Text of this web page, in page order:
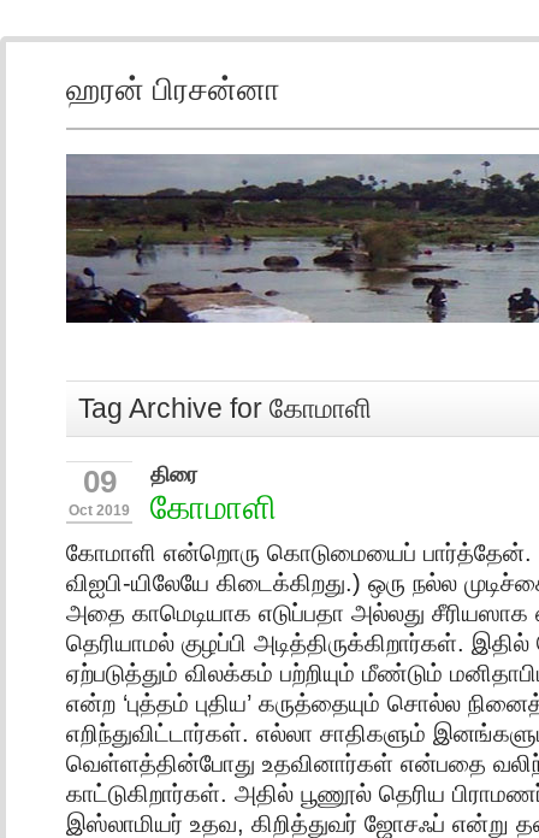
ஹரன் பிரசன்னா
Tag Archive for கோமாளி
09
Oct 2019
திரை
கோமாளி
கோமாளி என்றொரு கொடுமையைப் பார்த்தேன்.
விஐபி-யிலேயே கிடைக்கிறது.) ஒரு நல்ல
அதை காமெடியாக எடுப்பதா அல்லது சீரியஸாக
தெரியாமல் குழப்பி அடித்திருக்கிறார்கள்.
ஏற்படுத்தும் விலக்கம் பற்றியும் மீண்டும்
என்ற ‘புத்தம் புதிய’ கருத்தையும் சொல்ல
எறிந்துவிட்டார்கள். எல்லா சாதிகளும்
வெள்ளத்தின்போது உதவினார்கள் என்பதை
காட்டுகிறார்கள். அதில் பூணூல் தெரிய
இஸ்லாமியர் உதவ, கிறித்துவர் ஜோசஃப் என்று